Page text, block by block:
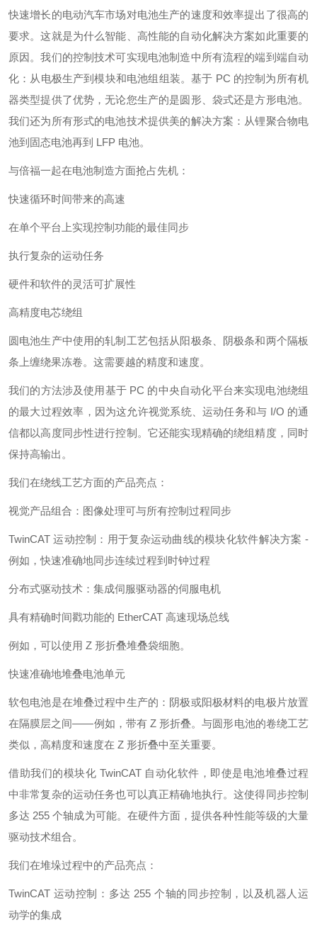
快速增长的电动汽车市场对电池生产的速度和效率提出了很高的
要求。这就是为什么智能、高性能的自动化解决方案如此重要的
原因。我们的控制技术可实现电池制造中所有流程的端到端自动
化：从电极生产到模块和电池组组装。基于 PC 的控制为所有机
器类型提供了优势，无论您生产的是圆形、袋式还是方形电池。
我们还为所有形式的电池技术提供美的解决方案：从锂聚合物电
池到固态电池再到 LFP 电池。
与倍福一起在电池制造方面抢占先机：
快速循环时间带来的高速
在单个平台上实现控制功能的最佳同步
执行复杂的运动任务
硬件和软件的灵活可扩展性
高精度电芯绕组
圆电池生产中使用的轧制工艺包括从阳极条、阴极条和两个隔板
条上缠绕果冻卷。这需要越的精度和速度。
我们的方法涉及使用基于 PC 的中央自动化平台来实现电池绕组
的最大过程效率，因为这允许视觉系统、运动任务和与 I/O 的通
信都以高度同步性进行控制。它还能实现精确的绕组精度，同时
保持高输出。
我们在绕线工艺方面的产品亮点：
视觉产品组合：图像处理可与所有控制过程同步
TwinCAT 运动控制：用于复杂运动曲线的模块化软件解决方案 -
例如，快速准确地同步连续过程到时钟过程
分布式驱动技术：集成伺服驱动器的伺服电机
具有精确时间戳功能的 EtherCAT 高速现场总线
例如，可以使用 Z 形折叠堆叠袋细胞。
快速准确地堆叠电池单元
软包电池是在堆叠过程中生产的：阴极或阳极材料的电极片放置
在隔膜层之间——例如，带有 Z 形折叠。与圆形电池的卷绕工艺
类似，高精度和速度在 Z 形折叠中至关重要。
借助我们的模块化 TwinCAT 自动化软件，即使是电池堆叠过程
中非常复杂的运动任务也可以真正精确地执行。这使得同步控制
多达 255 个轴成为可能。在硬件方面，提供各种性能等级的大量
驱动技术组合。
我们在堆垛过程中的产品亮点：
TwinCAT 运动控制：多达 255 个轴的同步控制，以及机器人运
动学的集成